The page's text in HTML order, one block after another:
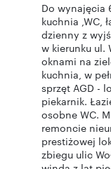
Do wynajęcia
kuchnia ,WC,
dzienny z
w kierunku ul.
oknami na
kuchnia, w
sprzęt AGD -
piekarnik.
osobne WC.
remoncie
prestiżowej
zbiegu ulic